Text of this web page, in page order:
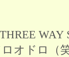
WAY
オドロ（